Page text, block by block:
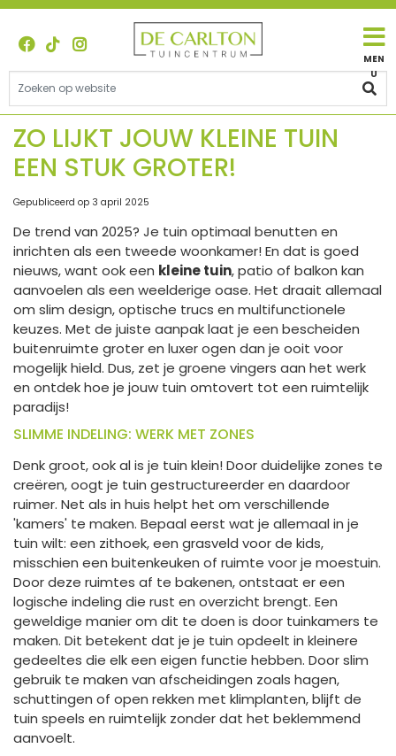
G
ZO LIJKT JOUW KLEINE TUIN
EEN STUK GROTER!
Gepubliceerd op 3 april 2025
De trend van 2025? Je tuin optimaal benutten en
inrichten als een tweede woonkamer! En dat is goed
nieuws, want ook een kleine tuin, patio of balkon kan
aanvoelen als een weelderige oase. Het draait allemaal
om slim design, optische trucs en multifunctionele
keuzes. Met de juiste aanpak laat je een bescheiden
buitenruimte groter en luxer ogen dan je ooit voor
mogelijk hield. Dus, zet je groene vingers aan het werk
en ontdek hoe je jouw tuin omtovert tot een ruimtelijk
paradijs!
SLIMME INDELING: WERK MET ZONES
Denk groot, ook al is je tuin klein! Door duidelijke zones te
creëren, oogt je tuin gestructureerder en daardoor
ruimer. Net als in huis helpt het om verschillende
'kamers' te maken. Bepaal eerst wat je allemaal in je
tuin wilt: een zithoek, een grasveld voor de kids,
misschien een buitenkeuken of ruimte voor je moestuin.
Door deze ruimtes af te bakenen, ontstaat er een
logische indeling die rust en overzicht brengt. Een
geweldige manier om dit te doen is door tuinkamers te
maken. Dit betekent dat je je tuin opdeelt in kleinere
gedeeltes die elk een eigen functie hebben. Door slim
gebruik te maken van afscheidingen zoals hagen,
schuttingen of open rekken met klimplanten, blijft de
tuin speels en ruimtelijk zonder dat het beklemmend
aanvoelt.